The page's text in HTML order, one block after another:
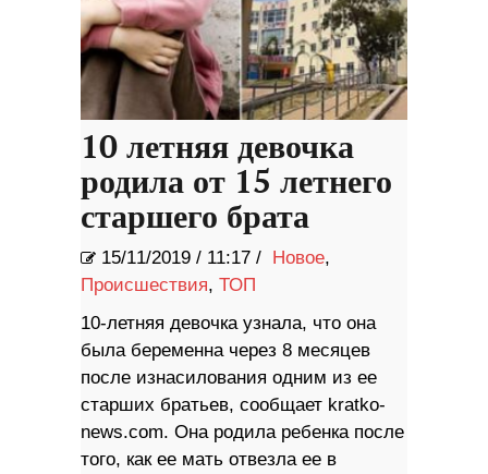
10 летняя девочка
родила от 15 летнего
старшего брата
15/11/2019 / 11:17 / Новое,
Происшествия, ТОП
10-летняя девочка узнала, что она
была беременна через 8 месяцев
после изнасилования одним из ее
старших братьев, сообщает kratko-
news.com. Она родила ребенка после
того, как ее мать отвезла ее в